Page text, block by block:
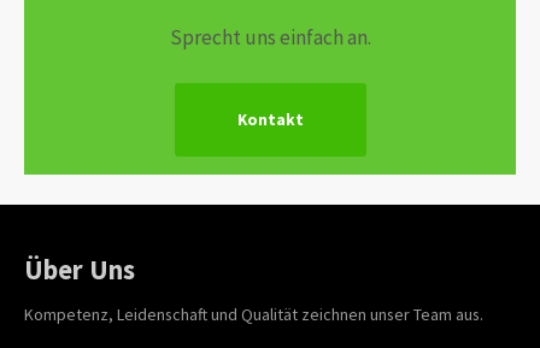
Sprecht uns einfach an.
Kontakt
Über Uns
Kompetenz, Leidenschaft und Qualität zeichnen unser Team aus.